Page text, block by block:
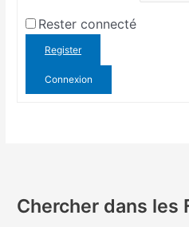
Rester connecté
Register
Connexion
Chercher dans les